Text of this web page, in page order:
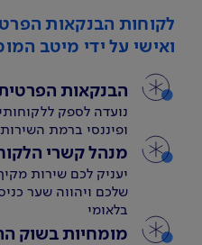
לקוחות הבנקאות
ואישי על ידי מיטב
הבנקאות
נועדה לספק
ופיננסי ברמת
מנהל קשרי
יעניק לכם שירות
שלכם ויהווה שער
בלאומי
מומחיות בשוק